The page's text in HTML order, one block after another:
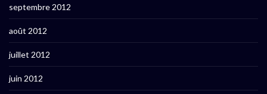
septembre 2012
août 2012
juillet 2012
juin 2012